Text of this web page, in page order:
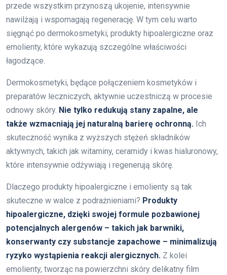
przede wszystkim przynoszą ukojenie, intensywnie
nawilżają i wspomagają regenerację. W tym celu warto
sięgnąć po dermokosmetyki, produkty hipoalergiczne oraz
emolienty, które wykazują szczególne właściwości
łagodzące.
Dermokosmetyki, będące połączeniem kosmetyków i
preparatów leczniczych, aktywnie uczestniczą w procesie
odnowy skóry. Nie tylko redukują stany zapalne, ale
także wzmacniają jej naturalną barierę ochronną. Ich
skuteczność wynika z wyższych stężeń składników
aktywnych, takich jak witaminy, ceramidy i kwas hialuronowy,
które intensywnie odżywiają i regenerują skórę.
Dlaczego produkty hipoalergiczne i emolienty są tak
skuteczne w walce z podrażnieniami? Produkty
hipoalergiczne, dzięki swojej formule pozbawionej
potencjalnych alergenów – takich jak barwniki,
konserwanty czy substancje zapachowe – minimalizują
ryzyko wystąpienia reakcji alergicznych. Z kolei
emolienty, tworząc na powierzchni skóry delikatny film